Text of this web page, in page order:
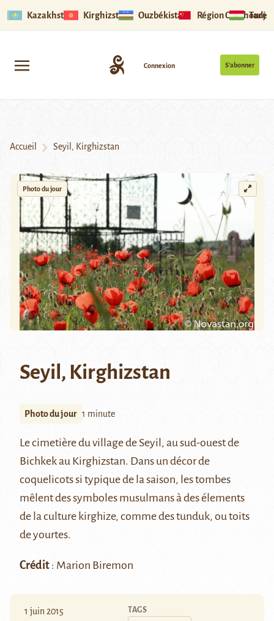
Kazakhstan Kirghizstan Ouzbékistan Région Ouïghoure
S’abonner
Connexion
Accueil Seyil, Kirghizstan
Photo du jour
Seyil, Kirghizstan
Photo du jour 1 minute
Le cimetière du village de Seyil, au sud-ouest de
Bichkek au Kirghizstan. Dans un décor de
coquelicots si typique de la saison, les tombes
mêlent des symboles musulmans à des élements
de la culture kirghize, comme des tunduk, ou toits
de yourtes.
Crédit : Marion Biremon
1 juin 2015 TAGS